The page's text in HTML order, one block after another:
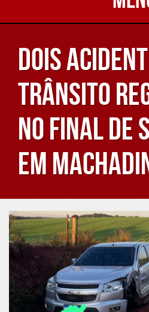
Dois
trânsito
no final de
em